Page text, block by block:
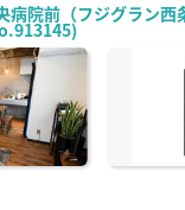
病院前（フジグラン西